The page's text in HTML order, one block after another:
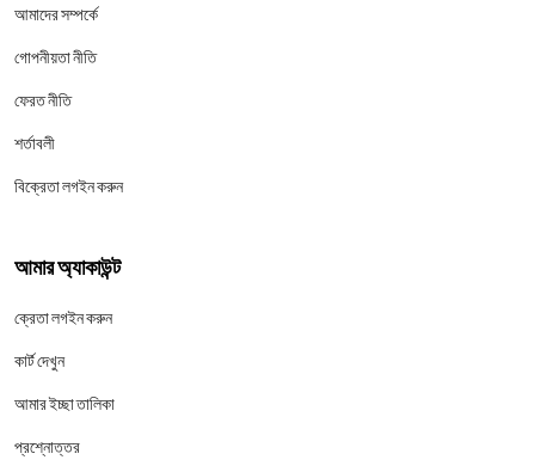
আমাদের সম্পর্কে
গোপনীয়তা নীতি
ফেরত নীতি
শর্তাবলী
বিক্রেতা লগইন করুন
আমার অ্যাকাউন্ট
ক্রেতা লগইন করুন
কার্ট দেখুন
আমার ইচ্ছা তালিকা
প্রশ্নোত্তর